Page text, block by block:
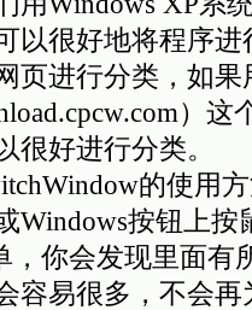
以很好地将程序
页进行分类，如果
）
很好进行分类。
的使用方
Windows按钮上按
，你会发现里面有
容易很多，不会